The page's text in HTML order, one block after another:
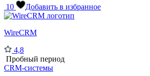
10
Добавить в избранное
WireCRM
4,8
Пробный период
CRM-системы